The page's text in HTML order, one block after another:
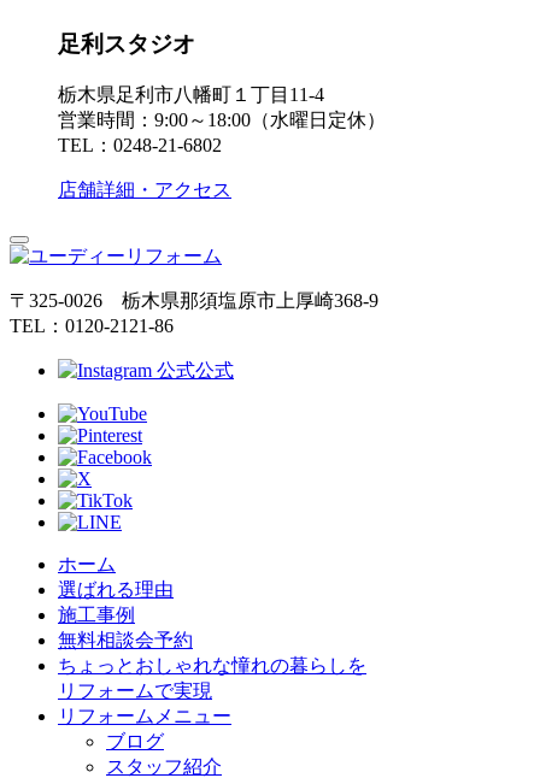
足利スタジオ
栃木県足利市八幡町１丁目11-4
営業時間：9:00～18:00（水曜日定休）
TEL：0248-21-6802
店舗詳細・アクセス
〒325-0026 栃木県那須塩原市上厚崎368-9
TEL：0120-2121-86
公式
ホーム
選ばれる理由
施工事例
無料相談会予約
ちょっとおしゃれな憧れの暮らしを
リフォームで実現
リフォームメニュー
ブログ
スタッフ紹介